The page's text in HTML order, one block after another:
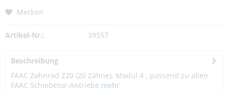
Merken
Artikel-Nr.: 39557
Beschreibung
FAAC Zahnrad Z20 (20 Zähne), Modul 4 , passend zu allen
FAAC Schiebetor-Antriebe mehr